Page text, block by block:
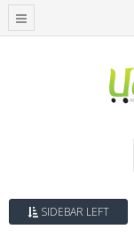
SIDEBAR LEFT